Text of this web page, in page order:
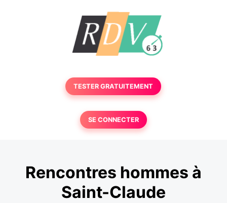
TESTER GRATUITEMENT
SE CONNECTER
Rencontres hommes à
Saint-Claude